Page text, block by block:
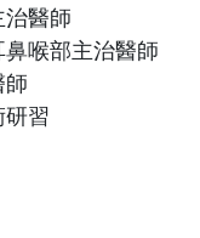
醫師
喉部主治醫師
師
研習